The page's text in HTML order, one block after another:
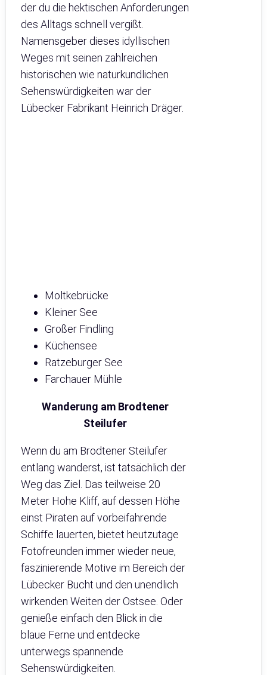
der du die hektischen Anforderungen
des Alltags schnell vergißt.
Namensgeber dieses idyllischen
Weges mit seinen zahlreichen
historischen wie naturkundlichen
Sehenswürdigkeiten war der
Lübecker Fabrikant Heinrich Dräger.
Moltkebrücke
Kleiner See
Großer Findling
Küchensee
Ratzeburger See
Farchauer Mühle
Wanderung am Brodtener
Steilufer
Wenn du am Brodtener Steilufer
entlang wanderst, ist tatsächlich der
Weg das Ziel. Das teilweise 20
Meter Hohe Kliff, auf dessen Höhe
einst Piraten auf vorbeifahrende
Schiffe lauerten, bietet heutzutage
Fotofreunden immer wieder neue,
faszinierende Motive im Bereich der
Lübecker Bucht und den unendlich
wirkenden Weiten der Ostsee. Oder
genieße einfach den Blick in die
blaue Ferne und entdecke
unterwegs spannende
Sehenswürdigkeiten.